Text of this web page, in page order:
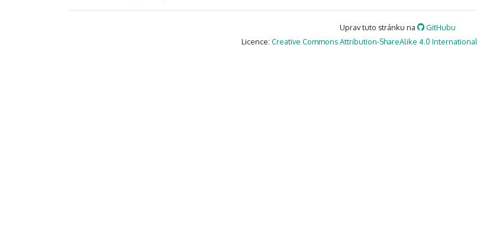
Uprav tuto stránku na
GitHubu
Licence: Creative Commons Attribution-ShareAlike 4.0 International